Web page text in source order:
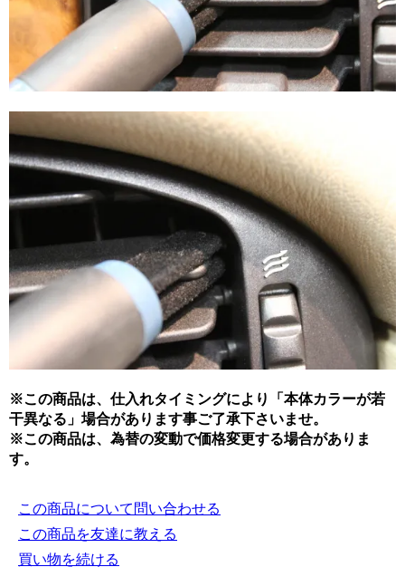
※この商品は、仕入れタイミングにより「本体カラーが若
干異なる」場合があります事ご了承下さいませ。
※この商品は、為替の変動で価格変更する場合がありま
す。
この商品について問い合わせる
この商品を友達に教える
買い物を続ける